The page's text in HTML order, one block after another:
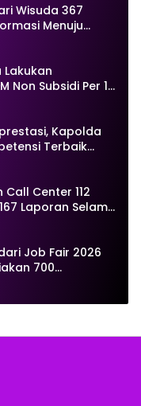
Wisuda 367
Menuju
Non Subsidi Per 1
Kapolda
Terbaik
Call Center 112
Laporan Selama
Job Fair 2026
700